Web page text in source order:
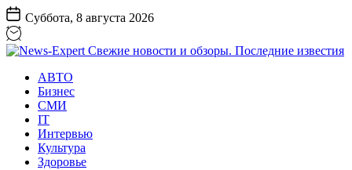
Перейти
к
содержанию
Суббота, 8 августа 2026
Expert
Свежие
новости
обзоры.
Последние
известия
АВТО
Бизнес
СМИ
IT
Интервью
Культура
Здоровье